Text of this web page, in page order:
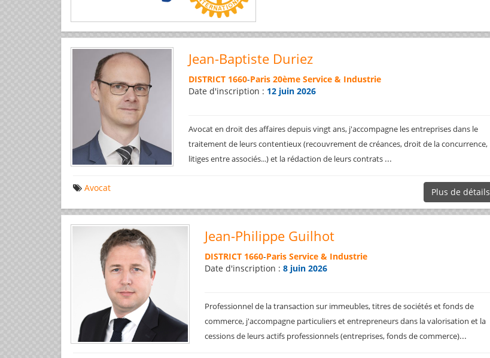
Jean-Baptiste Duriez
DISTRICT 1660-Paris 20ème Service & Industrie
Date d'inscription : 12 juin 2026
Avocat en droit des affaires depuis vingt ans, j'accompagne les entreprises dans le
traitement de leurs contentieux (recouvrement de créances, droit de la concurrence,
litiges entre associés...) et la rédaction de leurs contrats ...
Plus de détails
Avocat
Jean-Philippe Guilhot
DISTRICT 1660-Paris Service & Industrie
Date d'inscription : 8 juin 2026
Professionnel de la transaction sur immeubles, titres de sociétés et fonds de
commerce, j'accompagne particuliers et entrepreneurs dans la valorisation et la
cessions de leurs actifs professionnels (entreprises, fonds de commerce)...